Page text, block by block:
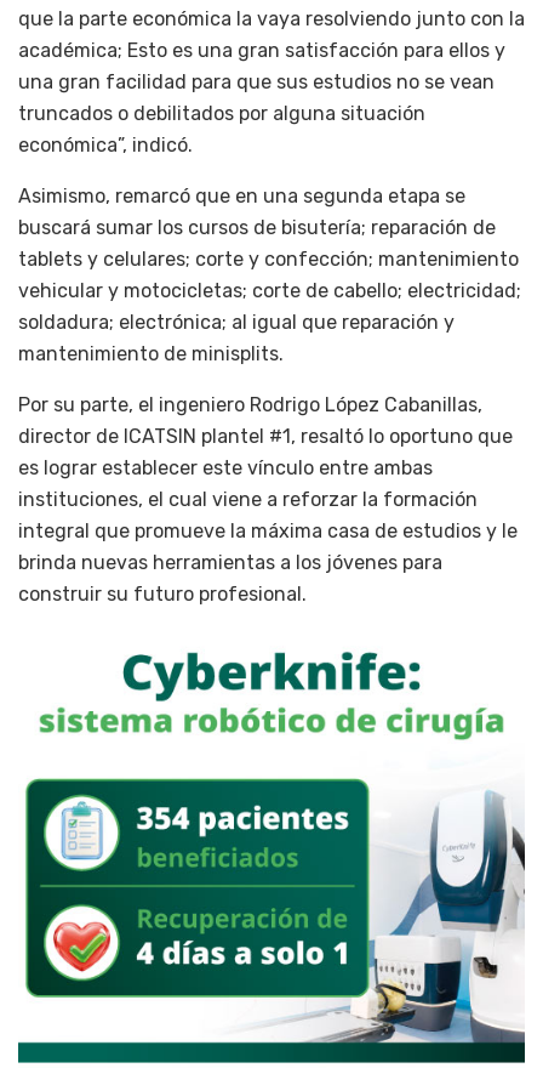
que la parte económica la vaya resolviendo junto con la
académica; Esto es una gran satisfacción para ellos y
una gran facilidad para que sus estudios no se vean
truncados o debilitados por alguna situación
económica”, indicó.
Asimismo, remarcó que en una segunda etapa se
buscará sumar los cursos de bisutería; reparación de
tablets y celulares; corte y confección; mantenimiento
vehicular y motocicletas; corte de cabello; electricidad;
soldadura; electrónica; al igual que reparación y
mantenimiento de minisplits.
Por su parte, el ingeniero Rodrigo López Cabanillas,
director de ICATSIN plantel #1, resaltó lo oportuno que
es lograr establecer este vínculo entre ambas
instituciones, el cual viene a reforzar la formación
integral que promueve la máxima casa de estudios y le
brinda nuevas herramientas a los jóvenes para
construir su futuro profesional.